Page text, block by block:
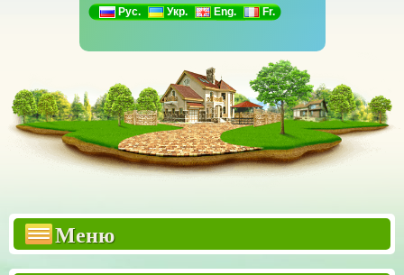
Рус. Укр. Eng. Fr.
Меню
Прайсы
Бетонные заборы Еврозаборы
Двухсторонний забор "Премиум"